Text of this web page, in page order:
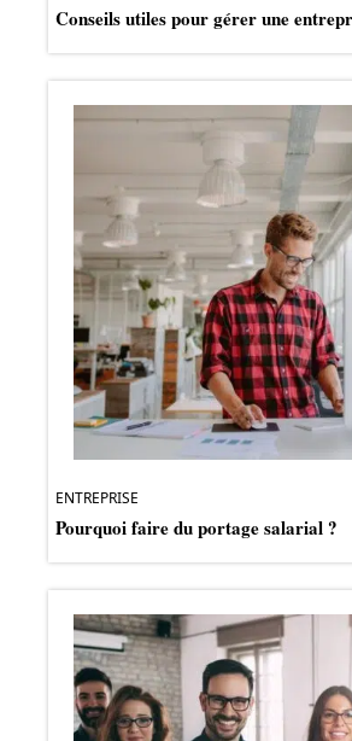
Conseils utiles pour gérer une
ENTREPRISE
Pourquoi faire du portage salarial ?